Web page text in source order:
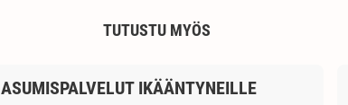
TUTUSTU MYÖS
ASUMISPALVELUT IKÄÄNTYNEILLE